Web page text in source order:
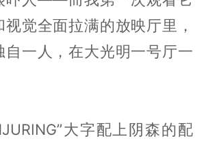
觉全面拉满的放映厅里，
自一人，在大光明一号厅一
大字配上阴森的配